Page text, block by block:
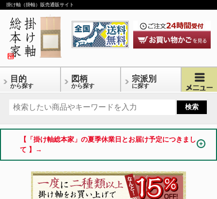
掛け軸（掛軸）販売通販サイト
目的
から探す
図柄
から探す
宗派別
に探す
【「掛け軸総本家」の夏季休業日とお届け予定につきまし
て 】→